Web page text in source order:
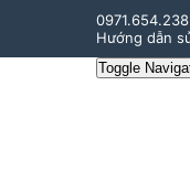
0971.654.238
Hướng dẫn
Toggle